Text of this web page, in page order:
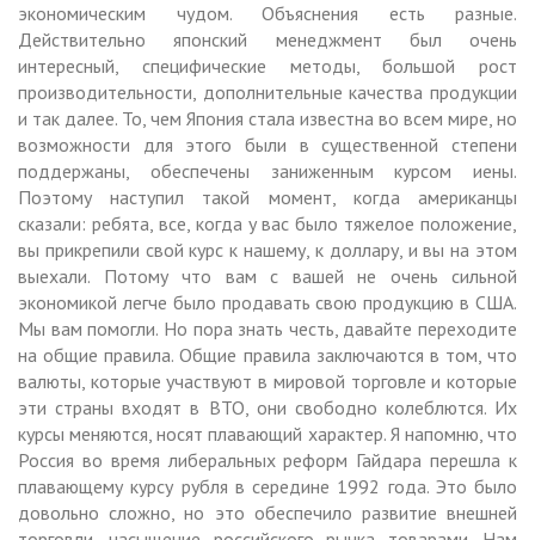
экономическим чудом. Объяснения есть разные.
Действительно японский менеджмент был очень
интересный, специфические методы, большой рост
производительности, дополнительные качества продукции
и так далее. То, чем Япония стала известна во всем мире, но
возможности для этого были в существенной степени
поддержаны, обеспечены заниженным курсом иены.
Поэтому наступил такой момент, когда американцы
сказали: ребята, все, когда у вас было тяжелое положение,
вы прикрепили свой курс к нашему, к доллару, и вы на этом
выехали. Потому что вам с вашей не очень сильной
экономикой легче было продавать свою продукцию в США.
Мы вам помогли. Но пора знать честь, давайте переходите
на общие правила. Общие правила заключаются в том, что
валюты, которые участвуют в мировой торговле и которые
эти страны входят в ВТО, они свободно колеблются. Их
курсы меняются, носят плавающий характер. Я напомню, что
Россия во время либеральных реформ Гайдара перешла к
плавающему курсу рубля в середине 1992 года. Это было
довольно сложно, но это обеспечило развитие внешней